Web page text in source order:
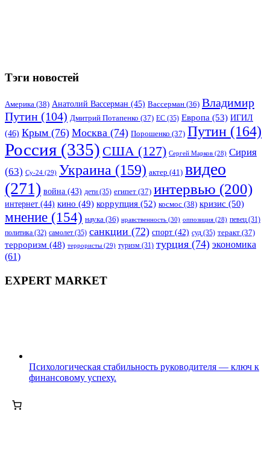
Тэги новостей
Америка (38) Анатолий Вассерман (45) Вассерман (36) Владимир
Путин (104) Дмитрий Потапенко (37) ЕС (35) Европа (53) ИГИЛ
(46) Крым (76) Москва (74) Порошенко (37) Путин (164)
Россия (335) США (127) Сергей Марков (28) Сирия
(63) Су-24 (29) Украина (159) актер (41) видео
(271) война (43) дети (35) египет (37) интервью (200)
интернет (44) кино (49) коррупция (52) космос (38) кризис (50)
мнение (154) наука (36) нравственность (30) оппозиция (28) певец (31)
политика (32) самолет (35) санкции (72) спорт (42) суд (35) теракт (37)
терроризм (48) террористы (29) туризм (31) турция (74) экономика
(61)
EXPERT MARKET
Психологическая стабильность руководителя — ключ к
финансовому успеху.